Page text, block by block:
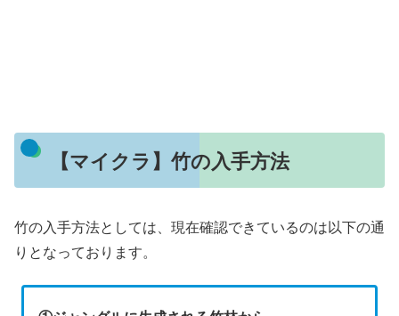
【マイクラ】竹の入手方法
竹の入手方法としては、現在確認できているのは以下の通
りとなっております。